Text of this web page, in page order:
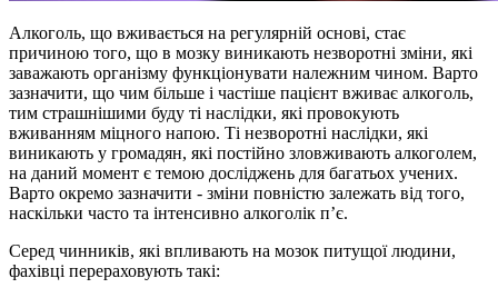
Алкоголь, що вживається на регулярній основі, стає
причиною того, що в мозку виникають незворотні зміни, які
заважають організму функціонувати належним чином. Варто
зазначити, що чим більше і частіше пацієнт вживає алкоголь,
тим страшнішими буду ті наслідки, які провокують
вживанням міцного напою. Ті незворотні наслідки, які
виникають у громадян, які постійно зловживають алкоголем,
на даний момент є темою досліджень для багатьох учених.
Варто окремо зазначити - зміни повністю залежать від того,
наскільки часто та інтенсивно алкоголік п’є.
Серед чинників, які впливають на мозок питущої людини,
фахівці перераховують такі: